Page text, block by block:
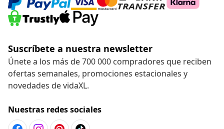
Suscríbete a nuestra newsletter
Únete a los más de 700 000 compradores que reciben
ofertas semanales, promociones estacionales y
novedades de vidaXL.
Nuestras redes sociales